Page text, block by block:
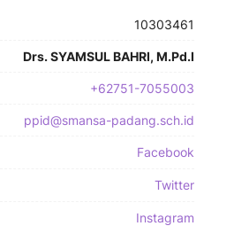
10303461
Drs. SYAMSUL BAHRI, M.Pd.I
+62751-7055003
ppid@smansa-padang.sch.id
Facebook
Twitter
Instagram